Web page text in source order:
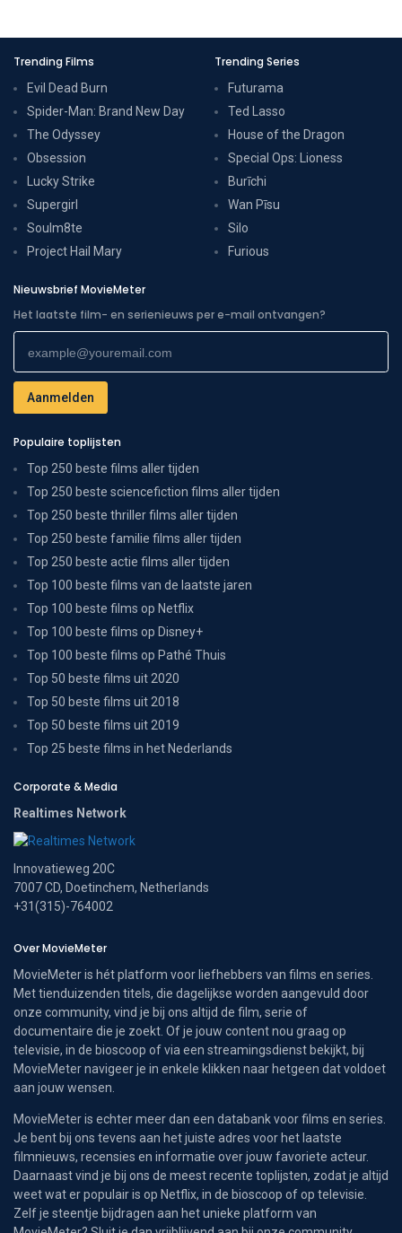
Trending Films
Evil Dead Burn
Spider-Man: Brand New Day
The Odyssey
Obsession
Lucky Strike
Supergirl
Soulm8te
Project Hail Mary
Trending Series
Futurama
Ted Lasso
House of the Dragon
Special Ops: Lioness
Burīchi
Wan Pīsu
Silo
Furious
Nieuwsbrief MovieMeter
Het laatste film- en serienieuws per e-mail ontvangen?
Populaire toplijsten
Top 250 beste films aller tijden
Top 250 beste sciencefiction films aller tijden
Top 250 beste thriller films aller tijden
Top 250 beste familie films aller tijden
Top 250 beste actie films aller tijden
Top 100 beste films van de laatste jaren
Top 100 beste films op Netflix
Top 100 beste films op Disney+
Top 100 beste films op Pathé Thuis
Top 50 beste films uit 2020
Top 50 beste films uit 2018
Top 50 beste films uit 2019
Top 25 beste films in het Nederlands
Corporate & Media
Realtimes Network
Innovatieweg 20C
7007 CD, Doetinchem, Netherlands
+31(315)-764002
Over MovieMeter
MovieMeter is hét platform voor liefhebbers van films en series.
Met tienduizenden titels, die dagelijkse worden aangevuld door
onze community, vind je bij ons altijd de film, serie of
documentaire die je zoekt. Of je jouw content nou graag op
televisie, in de bioscoop of via een streamingsdienst bekijkt, bij
MovieMeter navigeer je in enkele klikken naar hetgeen dat voldoet
aan jouw wensen.
MovieMeter is echter meer dan een databank voor films en series.
Je bent bij ons tevens aan het juiste adres voor het laatste
filmnieuws, recensies en informatie over jouw favoriete acteur.
Daarnaast vind je bij ons de meest recente toplijsten, zodat je altijd
weet wat er populair is op Netflix, in de bioscoop of op televisie.
Zelf je steentje bijdragen aan het unieke platform van